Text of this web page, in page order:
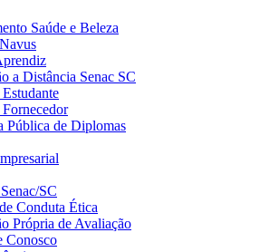
Saúde e Beleza
a Distância Senac SC
Pública de Diplomas
SC
Conduta Ética
Própria de Avaliação
Conosco